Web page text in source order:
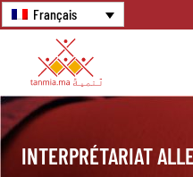
Français
INTERPRÉTARIAT